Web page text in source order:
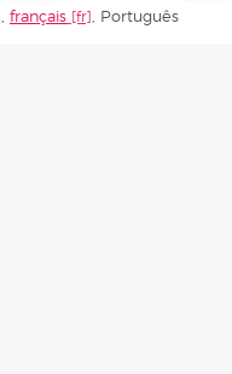
, français , Português